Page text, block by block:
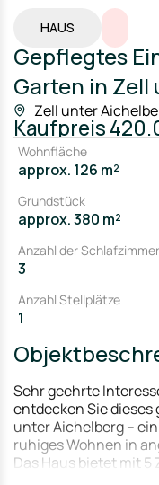
HAUS
Gepflegtes
Garten in Zell
Zell unter
Kaufpreis
Wohnfläche
approx. 126 m²
Grundstück
approx. 380 m²
Anzahl der Schlafzimmer
3
Anzahl Stellplätze
1
Sehr geehrte
entdecken Sie
unter Aichelberg –
ruhiges Wohnen in
Das Haus bietet mit